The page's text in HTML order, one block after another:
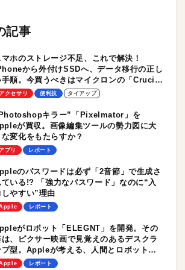
記事
マホのストレージ不足、これで解決！
から外付けSSDへ、データ移行の正し
手順。今買うべきはマイクロンの「Crucial
Pro」だ！
アクセサリ 便利技 タイアップ
キラー”「Pixelmator」を
が買収。画像編集ツールの勢力図に大
な変化をもたらすか？
アプリ レポート
のパスワードは必ず「2音節」で生成さ
ている!? 「強力なパスワード」なのに“入
しやすい”理由
レポート
がロボット「ELEGNT」を開発。その
は、ピクサー映画で見覚えのあるデスクラ
プ型。Appleが考える、人間とロボットの
しい関係性とは？
レポート